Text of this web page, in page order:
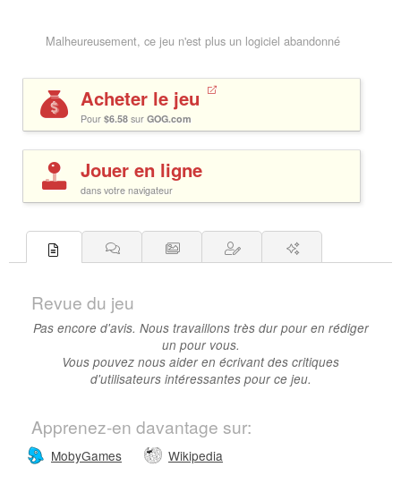
Malheureusement, ce jeu n'est plus un logiciel abandonné
Acheter le jeu
Pour $6.58 sur GOG.com
Jouer en ligne
dans votre navigateur
Revue du jeu
Pas encore d'avis. Nous travaillons très dur pour en rédiger
un pour vous.
Vous pouvez nous aider en écrivant des critiques
d'utilisateurs intéressantes pour ce jeu.
Apprenez-en davantage sur:
MobyGames Wikipedia